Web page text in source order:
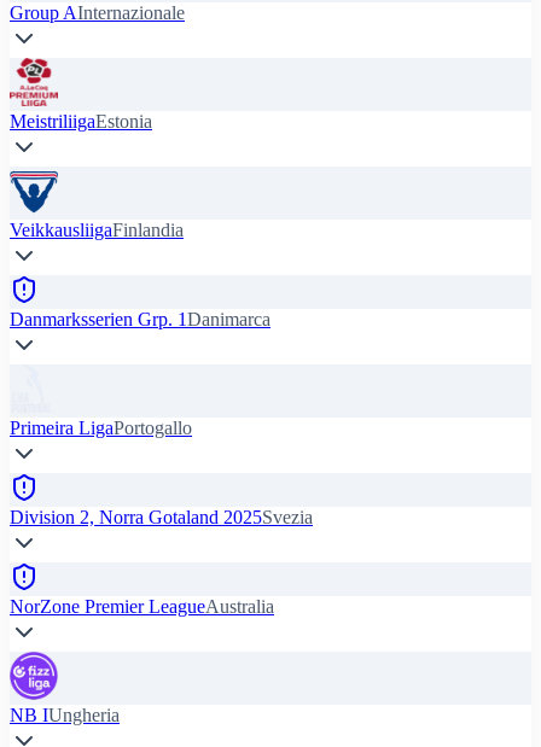
Group AInternazionale
MeistriliigaEstonia
VeikkausliigaFinlandia
Danmarksserien Grp. 1Danimarca
Primeira LigaPortogallo
Division 2, Norra Gotaland 2025Svezia
NorZone Premier LeagueAustralia
NB IUngheria